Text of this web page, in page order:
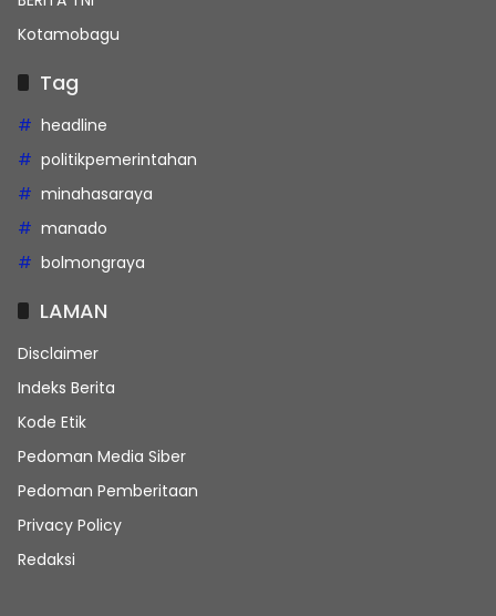
Kotamobagu
Tag
headline
politikpemerintahan
minahasaraya
manado
bolmongraya
LAMAN
Disclaimer
Indeks Berita
Kode Etik
Pedoman Media Siber
Pedoman Pemberitaan
Privacy Policy
Redaksi